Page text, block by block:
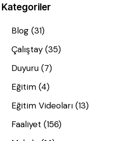
Kategoriler
Blog (31)
Çalıştay (35)
Duyuru (7)
Eğitim (4)
Eğitim Videoları (13)
Faaliyet (156)